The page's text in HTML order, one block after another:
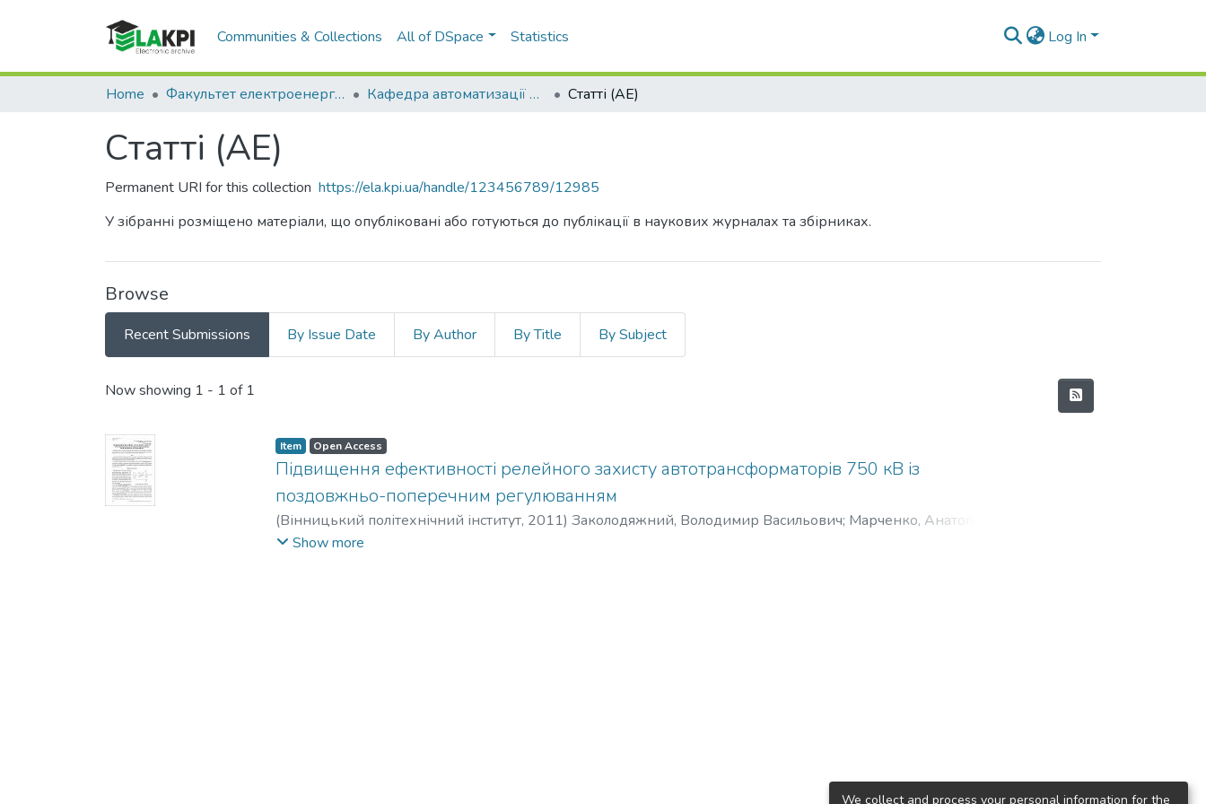
Communities & Collections All of DSpace Statistics Log In
Home Факультет електроенерготехніки та автоматики (ФЕА) Кафедра автоматизації енергосистем (АЕ) Статті (АЕ)
Статті (АЕ)
Permanent URI for this collection https://ela.kpi.ua/handle/123456789/12985
У зібранні розміщено матеріали, що опубліковані або готуються до публікації в наукових журналах та збірниках.
Browse
Recent Submissions By Issue Date By Author By Title By Subject
Recent Submissions
Now showing 1 - 1 of 1
Item Open Access
Підвищення ефективності релейного захисту автотрансформаторів 750 кВ із
поздовжньо-поперечним регулюванням
(Вінницький політехнічний інститут, 2011) Заколодяжний, Володимир Васильович; Марченко, Анатолій
Дмитрович;Яндульський, Олександр Станіславович
Show more
We collect and process your personal information for the